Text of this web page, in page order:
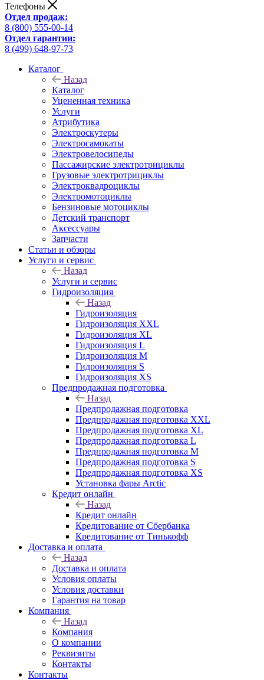
Телефоны
Отдел продаж:
8 (800) 555-00-14
Отдел гарантии:
8 (499) 648-97-73
Каталог
Назад
Каталог
Уцененная техника
Услуги
Атрибутика
Электроскутеры
Электросамокаты
Электровелосипеды
Пассажирские электротрициклы
Грузовые электротрициклы
Электроквадроциклы
Электромотоциклы
Бензиновые мотоциклы
Детский транспорт
Аксессуары
Запчасти
Статьи и обзоры
Услуги и сервис
Назад
Услуги и сервис
Гидроизоляция
Назад
Гидроизоляция
Гидроизоляция XXL
Гидроизоляция XL
Гидроизоляция L
Гидроизоляция M
Гидроизоляция S
Гидроизоляция XS
Предпродажная подготовка
Назад
Предпродажная подготовка
Предпродажная подготовка XXL
Предпродажная подготовка XL
Предпродажная подготовка L
Предпродажная подготовка M
Предпродажная подготовка S
Предпродажная подготовка XS
Установка фары Arctic
Кредит онлайн
Назад
Кредит онлайн
Кредитование от Сбербанка
Кредитование от Тинькофф
Доставка и оплата
Назад
Доставка и оплата
Условия оплаты
Условия доставки
Гарантия на товар
Компания
Назад
Компания
О компании
Реквизиты
Контакты
Контакты